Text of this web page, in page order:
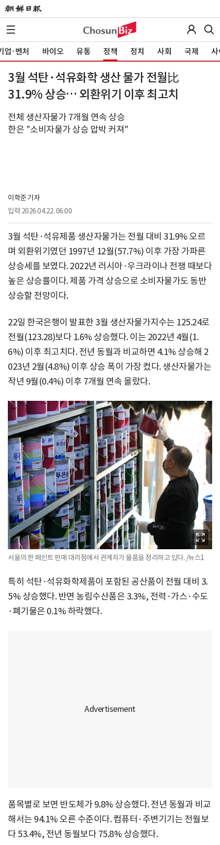
업·벤처 바이오 유통 정책 정치 사회 국제 사
3월 석탄·석유화학 생산 물가 전월比
31.9% 상승… 외환위기 이후 최고치
전체 생산자물가 7개월 연속 상승
한은 "소비자물가 상승 압박 커져"
이학준 기자
입력 2026.04.22. 06:00
3월 석탄·석유제품 생산자물가는 전월 대비 31.9% 오르
며 외환위기였던 1997년 12월(57.7%) 이후 가장 가파른
상승세를 보였다. 2022년 러시아·우크라이나 전쟁 때보다
높은 상승률이다. 제품 가격 상승으로 소비자물가도 동반
상승할 전망이다.
22일 한국은행이 발표한 3월 생산자물가지수는 125.24로
전월(123.28)보다 1.6% 상승했다. 이는 2022년 4월(1.
6%) 이후 최고치다. 전년 동월과 비교하면 4.1% 상승해 2
023년 2월(4.8%) 이후 상승 폭이 가장 컸다. 생산자물가는
작년 9월(0.4%) 이후 7개월 연속 올랐다.
서울의 한 페인트 판매 대리점에서 관계자가 물품을 정리하고 있다. /뉴스1
특히 석탄·석유화학제품이 포함된 공산품이 전월 대비 3.
5% 상승했다. 반면 농림수산품은 3.3%, 전력·가스·수도
·폐기물은 0.1% 하락했다.
품목별로 보면 반도체가 9.8% 상승했다. 전년 동월과 비교
해서는 94.1% 오른 수준이다. 컴퓨터·주변기기는 전월보
다 53.4%, 전년 동월보다 75.8% 상승했다.